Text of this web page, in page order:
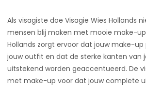
E
M
A
N
E
N
T
Als visagiste doe Visagie Wies Hollands
mensen blij maken met mooie make-
Hollands zorgt ervoor dat jouw make-
jouw outfit en dat de sterke kanten van
uitstekend worden geaccentueerd. De
met make-up voor dat jouw complete